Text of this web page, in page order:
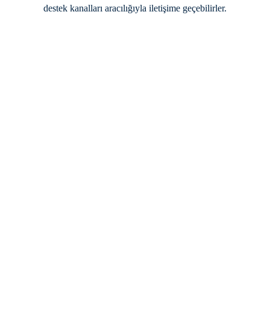
destek kanalları aracılığıyla iletişime geçebilirler.